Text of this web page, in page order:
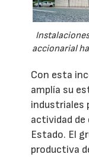
accionarial
Con esta
amplía su
industriales
actividad
Estado. El
productiva